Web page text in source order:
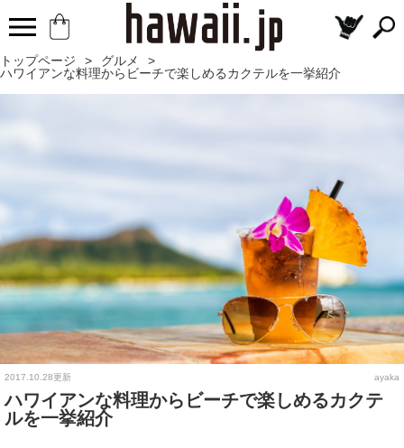
トップページ > グルメ
>
ハワイアンな料理からビーチで楽しめるカクテルを一挙紹介
2017.10.28更新 ayaka
ハワイアンな料理からビーチで楽しめるカクテ
ルを一挙紹介